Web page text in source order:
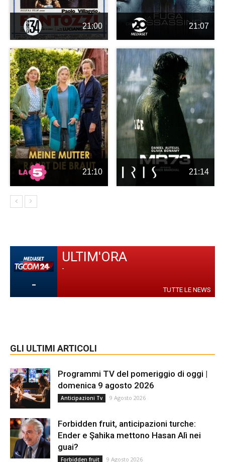
21:00 21:07
21:10 21:14
-
ULTIM'ORA
-
TUTTE LE NEWS
GLI ULTIMI ARTICOLI
Programmi TV del pomeriggio di oggi |
domenica 9 agosto 2026
Anticipazioni Tv 9 Agosto 2026
Forbidden fruit, anticipazioni turche:
Ender e Şahika mettono Hasan Alì nei
guai?
Forbidden fruit 9 Agosto 2026